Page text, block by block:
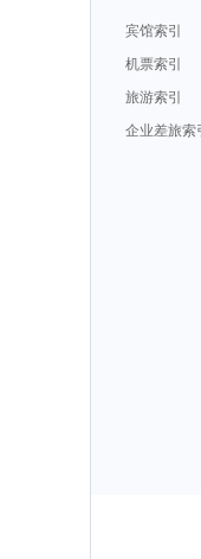
宾馆索引
机票索引
旅游索引
企业差旅索